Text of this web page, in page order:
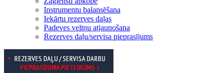
Instrumentu balansēšana
Iekārtu rezerves daļas
Padeves veltņu atjaunošana
Rezerves daļu/servisa pieprasījums